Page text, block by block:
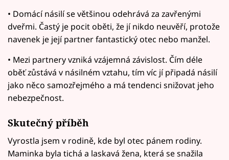
• Domácí násilí se většinou odehrává za zavřenými
dveřmi. Častý je pocit oběti, že jí nikdo neuvěří, protože
navenek je její partner fantastický otec nebo manžel.
• Mezi partnery vzniká vzájemná závislost. Čím déle
oběť zůstává v násilném vztahu, tím víc jí připadá násilí
jako něco samozřejmého a má tendenci snižovat jeho
nebezpečnost.
Skutečný příběh
Vyrostla jsem v rodině, kde byl otec pánem rodiny.
Maminka byla tichá a laskavá žena, která se snažila